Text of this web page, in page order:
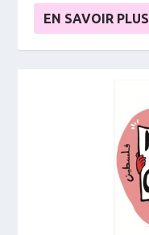
EN SAVOIR PLUS